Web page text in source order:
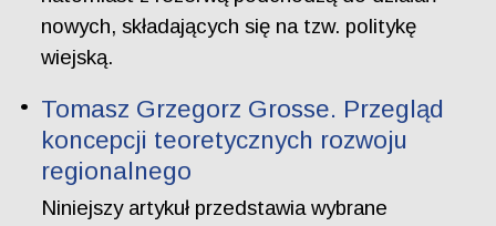
nowych, składających się na tzw. politykę
wiejską.
Tomasz Grzegorz Grosse. Przegląd
koncepcji teoretycznych rozwoju
regionalnego
Niniejszy artykuł przedstawia wybrane